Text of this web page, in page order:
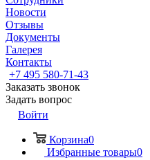
Новости
Отзывы
Документы
Галерея
Контакты
+7 495 580-71-43
Заказать звонок
Задать вопрос
Войти
Корзина0
Избранные товары0